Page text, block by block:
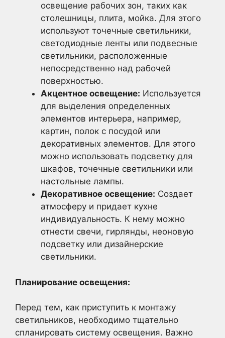
освещение рабочих зон, таких как
столешницы, плита, мойка. Для этого
используют точечные светильники,
светодиодные ленты или подвесные
светильники, расположенные
непосредственно над рабочей
поверхностью.
Акцентное освещение: Используется
для выделения определенных
элементов интерьера, например,
картин, полок с посудой или
декоративных элементов. Для этого
можно использовать подсветку для
шкафов, точечные светильники или
настольные лампы.
Декоративное освещение: Создает
атмосферу и придает кухне
индивидуальность. К нему можно
отнести свечи, гирлянды, неоновую
подсветку или дизайнерские
светильники.
Планирование освещения:
Перед тем, как приступить к монтажу
светильников, необходимо тщательно
спланировать систему освещения. Важно